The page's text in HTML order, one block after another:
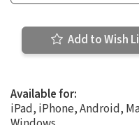
Add to Wish
Available for:
iPad, iPhone, Android,